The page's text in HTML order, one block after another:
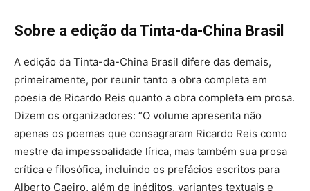
Sobre a edição da Tinta-da-China Brasil
A edição da Tinta-da-China Brasil difere das demais,
primeiramente, por reunir tanto a obra completa em
poesia de Ricardo Reis quanto a obra completa em prosa.
Dizem os organizadores: “O volume apresenta não
apenas os poemas que consagraram Ricardo Reis como
mestre da impessoalidade lírica, mas também sua prosa
crítica e filosófica, incluindo os prefácios escritos para
Alberto Caeiro, além de inéditos, variantes textuais e